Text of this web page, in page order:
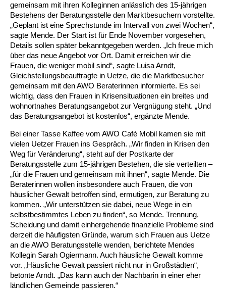
Ortsverein Arnum
Ortsverein Barsinghausen
Ortsverein Bennigsen
Ortsverein Bredenbeck
Ortsverein Godshorn
Ortsverein Garbsen
Ortsverein Fuhrberg
Ortsverein Berenbostel
Ortsverein Burgdorf
Ortsverein Engelbostel-Schulenburg
Kindertagesstätte Freytagstraße
Kindertagesstätte Gehägestraße
Kindertagesstätte Gottfried-Keller-Straße /
Familienzentrum
Kindertagesstätte Große Pranke
Kindertagesstätte Hiltrud-Grote-Weg
Krippe Höltystraße
Kindertagesstätte Ibykusweg / Familienzentrum
Kindertagesstätte Johannes-Lau-Hof
Kindertagesstätte Klaus-Müller-Kilian-Weg /
“Mäuseburg” / Familienzentrum
Kindertagesstätte König-Ludwig-Straße
Kindertagesstätte Elmstraße / Familienzentrum
Kindertagesstätte Freudenthalstraße /
Familienzentrum
Kindertagesstätte Freytagstraße
Kindertagesstätte Gehägestraße
Kindertagesstätte Gottfried-Keller-Straße /
Familienzentrum
Kindertagesstätte Große Pranke
Kindertagesstätte Harenberger Straße
Kindertagesstätte Herbartstraße
Kindertagesstätte Hiltrud-Grote-Weg
Kindertagesstätte Ibykusweg / Familienzentrum
Kindertagesstätte Pfarrlandplatz
Kindertagesstätte Rosenbergstraße
Hort Salzmannstraße
Kindertagesstätte Schweriner Straße /
Familienzentrum
Kindertagesstätte Mühenkamp / Familienzentrum
Kindertagesstätte Petermannstraße /
Familienzentrum
Kindertagesstätte Schweriner Straße /
Familienzentrum
Life Kinetik
Yoga mit Baby
Yoga in der Schwangerschaft
Stretch und Relax
Online Pflege- und Seniorenberatung
Helfende Hände
Pflege und Wohnen
Beratungsangebote
Jugendwohnen im Stadtteil
Ältere Menschen
Behördenbegleitung und Formularausfüllhilfe
Mehrsprachige Beratung
Wegweiser Seniorenkompass
Migration
Berufssprachkurse
Migrationsberatung für junge Menschen
Menschen mit Behinderungen
gemeinsam mit ihren Kolleginnen anlässlich des 15-jährigen
Bestehens der Beratungsstelle den Marktbesuchern vorstellte.
„Geplant ist eine Sprechstunde im Intervall von zwei Wochen“,
sagte Mende. Der Start ist für Ende November vorgesehen,
Details sollen später bekanntgegeben werden. „Ich freue mich
über das neue Angebot vor Ort. Damit erreichen wir die
Frauen, die weniger mobil sind“, sagte Luisa Arndt,
Gleichstellungsbeauftragte in Uetze, die die Marktbesucher
gemeinsam mit den AWO Beraterinnen informierte. Es sei
wichtig, dass den Frauen in Krisensituationen ein breites und
wohnortnahes Beratungsangebot zur Vergnügung steht. „Und
das Beratungsangebot ist kostenlos“, ergänzte Mende.
Bei einer Tasse Kaffee vom AWO Café Mobil kamen sie mit
vielen Uetzer Frauen ins Gespräch. „Wir finden in Krisen den
Weg für Veränderung“, steht auf der Postkarte der
Beratungsstelle zum 15-jährigen Bestehen, die sie verteilten –
„für die Frauen und gemeinsam mit ihnen“, sagte Mende. Die
Beraterinnen wollen insbesondere auch Frauen, die von
häuslicher Gewalt betroffen sind, ermutigen, zur Beratung zu
kommen. „Wir unterstützen sie dabei, neue Wege in ein
selbstbestimmtes Leben zu finden“, so Mende. Trennung,
Scheidung und damit einhergehende finanzielle Probleme sind
derzeit die häufigsten Gründe, warum sich Frauen aus Uetze
an die AWO Beratungsstelle wenden, berichtete Mendes
Kollegin Sarah Ogiermann. Auch häusliche Gewalt komme
vor. „Häusliche Gewalt passiert nicht nur in Großstädten“,
betonte Arndt. „Das kann auch der Nachbarin in einer eher
ländlichen Gemeinde passieren.“